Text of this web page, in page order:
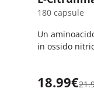
180 capsule
Un
in ossido
18.99€